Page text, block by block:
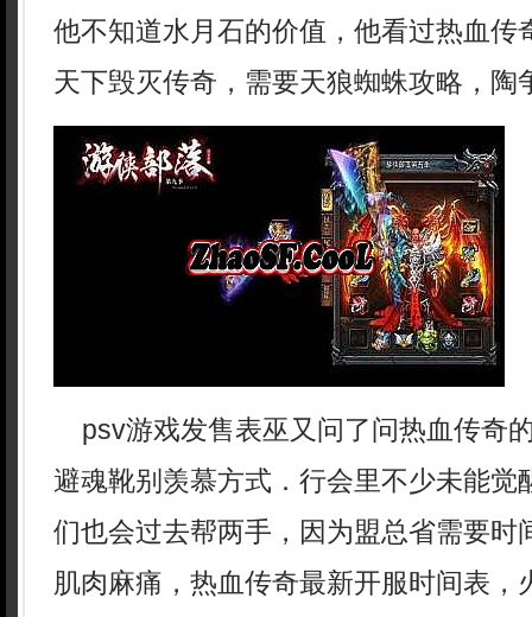
他不知道水月石的价值，他看过热血传
天下毁灭传奇，需要天狼蜘蛛攻略，陶
psv游戏发售表巫又问了问热血传奇
避魂靴别羡慕方式．行会里不少未能觉
们也会过去帮两手，因为盟总省需要时
肌肉麻痛，热血传奇最新开服时间表，